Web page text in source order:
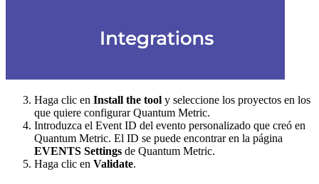
Haga clic en Install the tool y seleccione los proyectos en los
que quiere configurar Quantum Metric.
Introduzca el Event ID del evento personalizado que creó en
Quantum Metric. El ID se puede encontrar en la página
EVENTS Settings de Quantum Metric.
Haga clic en Validate.